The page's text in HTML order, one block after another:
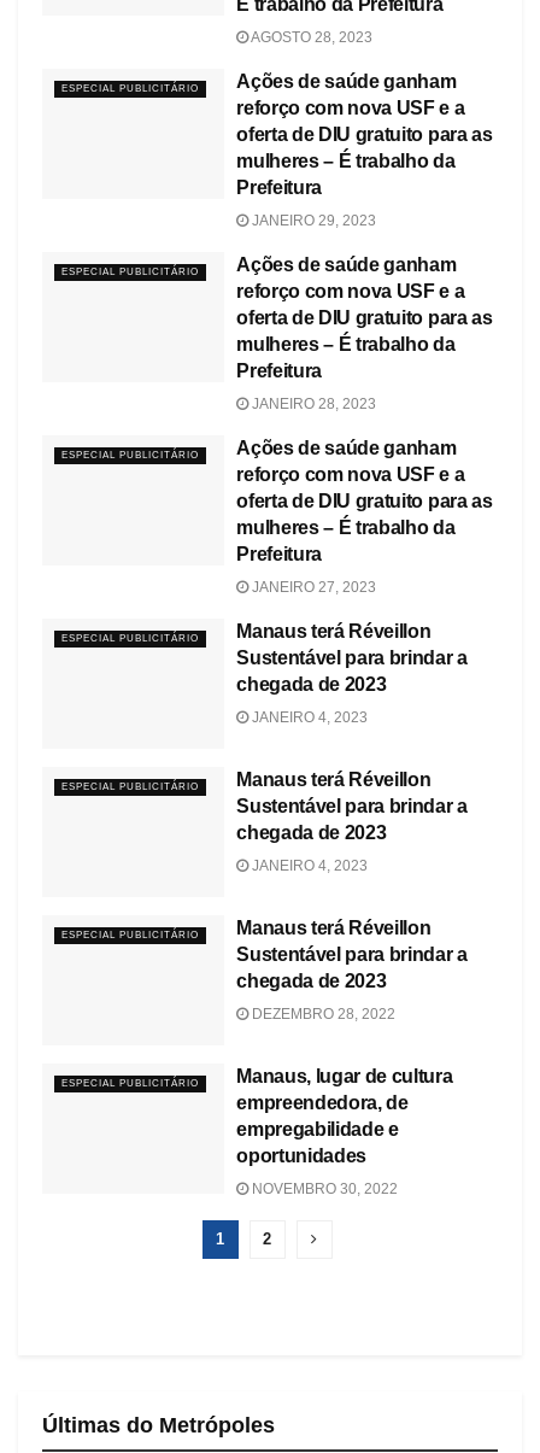
É trabalho da Prefeitura
AGOSTO 28, 2023
ESPECIAL PUBLICITÁRIO
Ações de saúde ganham
reforço com nova USF e a
oferta de DIU gratuito para as
mulheres – É trabalho da
Prefeitura
JANEIRO 29, 2023
ESPECIAL PUBLICITÁRIO
Ações de saúde ganham
reforço com nova USF e a
oferta de DIU gratuito para as
mulheres – É trabalho da
Prefeitura
JANEIRO 28, 2023
ESPECIAL PUBLICITÁRIO
Ações de saúde ganham
reforço com nova USF e a
oferta de DIU gratuito para as
mulheres – É trabalho da
Prefeitura
JANEIRO 27, 2023
ESPECIAL PUBLICITÁRIO
Manaus terá Réveillon
Sustentável para brindar a
chegada de 2023
JANEIRO 4, 2023
ESPECIAL PUBLICITÁRIO
Manaus terá Réveillon
Sustentável para brindar a
chegada de 2023
JANEIRO 4, 2023
ESPECIAL PUBLICITÁRIO
Manaus terá Réveillon
Sustentável para brindar a
chegada de 2023
DEZEMBRO 28, 2022
ESPECIAL PUBLICITÁRIO
Manaus, lugar de cultura
empreendedora, de
empregabilidade e
oportunidades
NOVEMBRO 30, 2022
1 2
Últimas do Metrópoles